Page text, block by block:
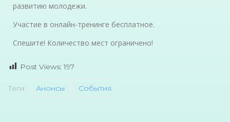
развитию молодежи.
Участие в онлайн-тренинге бесплатное.
Спешите! Количество мест ограничено!
Post Views: 197
Теги: Анонсы События